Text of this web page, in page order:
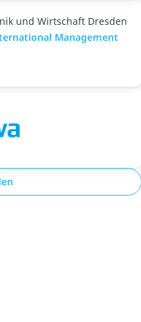
und Wirtschaft Dresden
Management